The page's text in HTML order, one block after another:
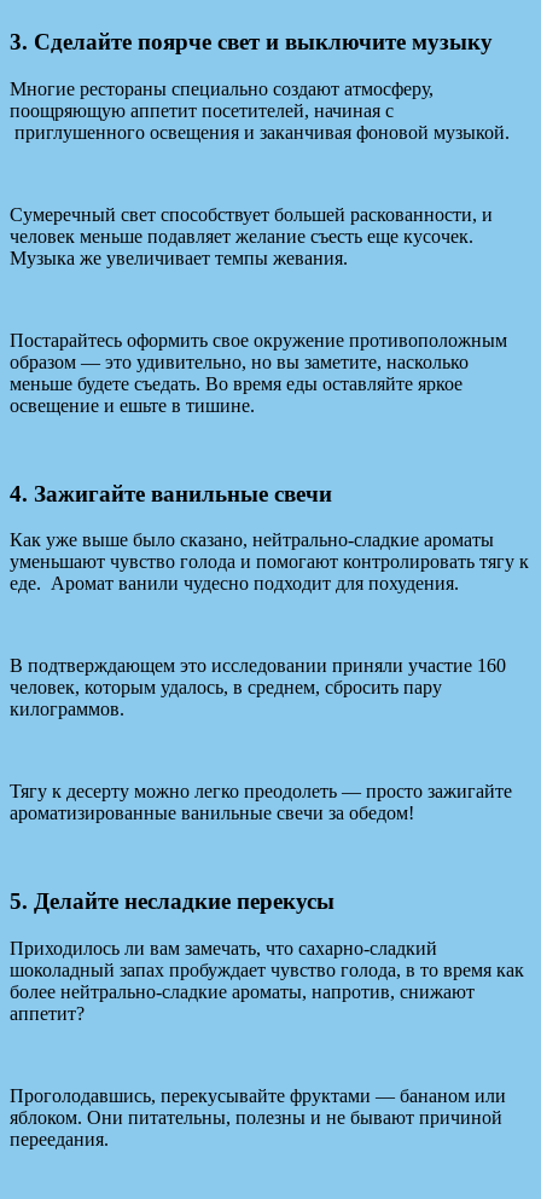
3. Сделайте поярче свет и выключите музыку
Многие рестораны специально создают атмосферу,
поощряющую аппетит посетителей, начиная с
приглушенного освещения и заканчивая фоновой музыкой.
Сумеречный свет способствует большей раскованности, и
человек меньше подавляет желание съесть еще кусочек.
Музыка же увеличивает темпы жевания.
Постарайтесь оформить свое окружение противоположным
образом — это удивительно, но вы заметите, насколько
меньше будете съедать. Во время еды оставляйте яркое
освещение и ешьте в тишине.
4. Зажигайте ванильные свечи
Как уже выше было сказано, нейтрально-сладкие ароматы
уменьшают чувство голода и помогают контролировать тягу к
еде. Аромат ванили чудесно подходит для похудения.
В подтверждающем это исследовании приняли участие 160
человек, которым удалось, в среднем, сбросить пару
килограммов.
Тягу к десерту можно легко преодолеть — просто зажигайте
ароматизированные ванильные свечи за обедом!
5. Делайте несладкие перекусы
Приходилось ли вам замечать, что сахарно-сладкий
шоколадный запах пробуждает чувство голода, в то время как
более нейтрально-сладкие ароматы, напротив, снижают
аппетит?
Проголодавшись, перекусывайте фруктами — бананом или
яблоком. Они питательны, полезны и не бывают причиной
переедания.